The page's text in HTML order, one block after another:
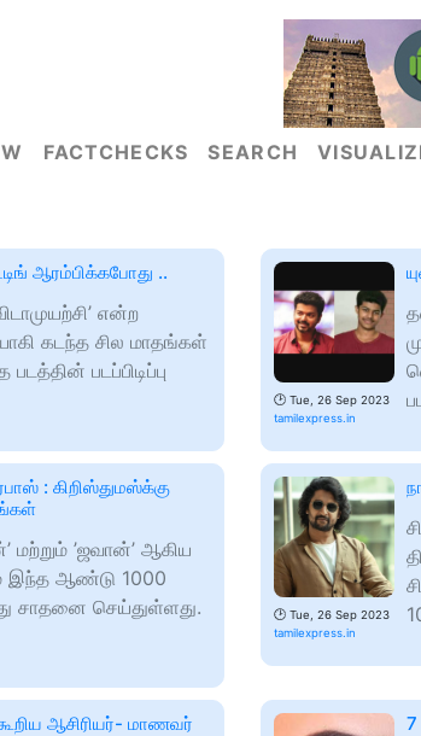
FACTCHECKS SEARCH
ஆரம்பிக்கபோது ..
என்ற
கடந்த சில மாதங்கள்
படப்பிடிப்பு
🕑 Tue, 26 Sep 2023
tamilexpress.in
: கிறிஸ்துமஸ்க்கு
மற்றும் ’ஜவான்’ ஆகிய
இந்த ஆண்டு 1000
சாதனை செய்துள்ளது.
🕑 Tue, 26 Sep 2023
tamilexpress.in
கூறிய ஆசிரியர்- மாணவர்
7